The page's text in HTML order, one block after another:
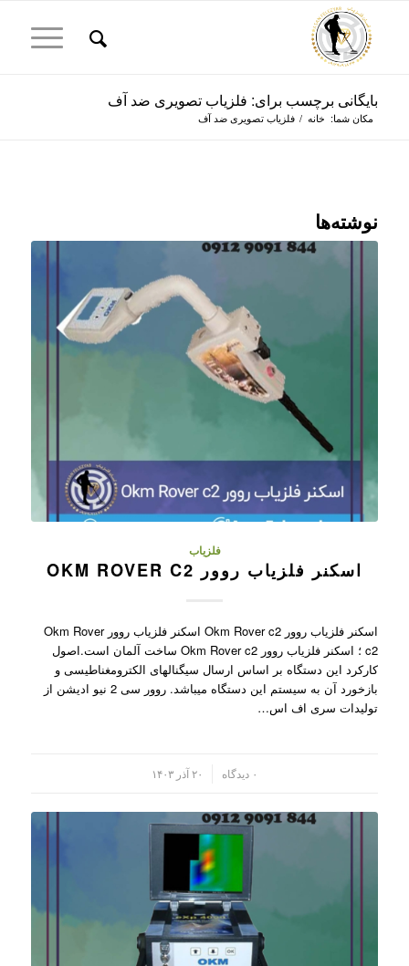
بایگانی برچسب برای: فلزیاب تصویری ضد آف
مکان شما: خانه / فلزیاب تصویری ضد آف
نوشته‌ها
فلزیاب
اسکنر فلزیاب روور OKM ROVER C2
اسکنر فلزیاب روور Okm Rover c2 اسکنر فلزیاب روور Okm Rover
c2 ؛ اسکنر فلزیاب روور Okm Rover c2 ساخت آلمان است.اصول
کارکرد این دستگاه بر اساس ارسال سیگنالهای الکترومغناطیسی و
بازخورد آن به سیستم این دستگاه میباشد. روور سی 2 نیو ادیشن از
تولیدات سری اف اس…
۰ دیدگاه ۲۰ آذر ۱۴۰۳